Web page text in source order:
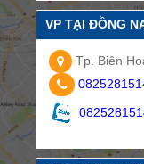
VP TẠI ĐỒNG
Tp. Biên